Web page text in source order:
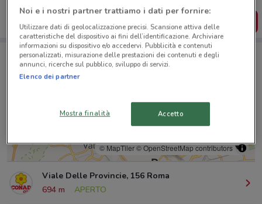
SCARICA L’APP
Negozi Conad City a Roma
© MapTiler© OpenStreetMap contributors
Viale Delle Provincie, 156 Roma
694 m
APERTO
Noi e i nostri partner trattiamo i dati per fornire:
Utilizzare dati di geolocalizzazione precisi. Scansione attiva delle
caratteristiche del dispositivo ai fini dell’identificazione. Archiviare
informazioni su dispositivo e/o accedervi. Pubblicità e contenuti
personalizzati, misurazione delle prestazioni dei contenuti e degli
annunci, ricerche sul pubblico, sviluppo di servizi.
Elenco dei partner
Mostra finalità Accetto